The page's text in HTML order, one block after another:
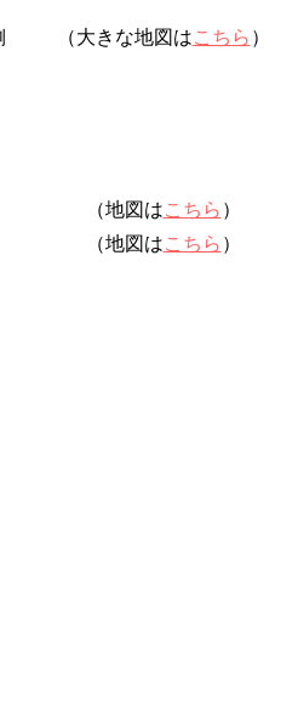
（大きな地図はこちら ）
（地図はこちら ）
（地図はこちら ）